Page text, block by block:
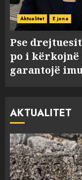
Aktualitet E jona
Pse
po i kërkojnë
garantojë
AKTUALITET